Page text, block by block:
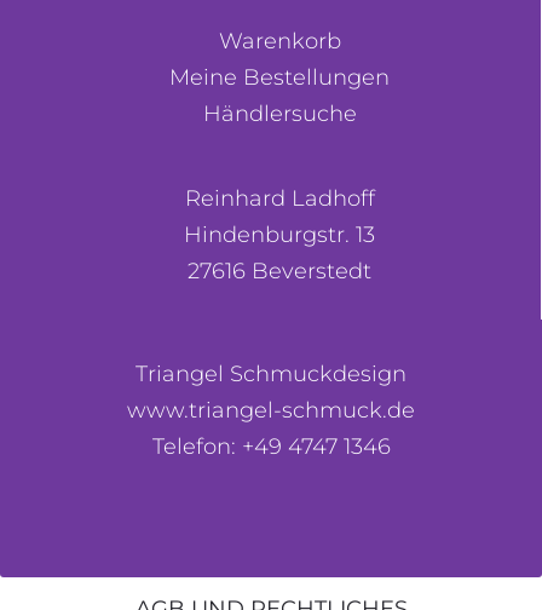
Warenkorb
Meine Bestellungen
Händlersuche
Reinhard Ladhoff
Hindenburgstr. 13
27616 Beverstedt
Triangel Schmuckdesign
www.triangel-schmuck.de
Telefon: +49 4747 1346